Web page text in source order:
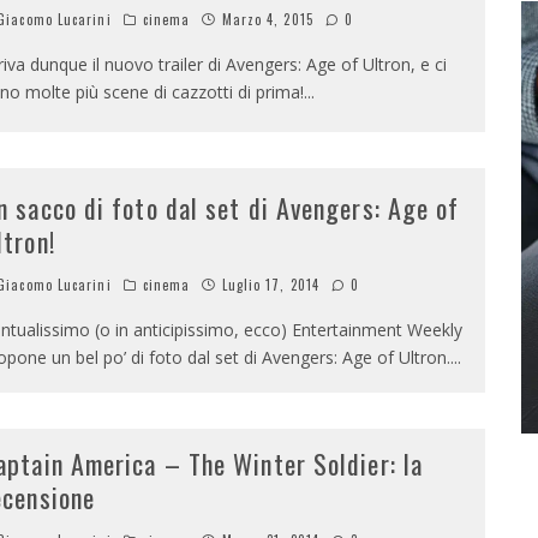
Lucarini cinema Marzo 4, 2015 0
dunque il nuovo trailer di Avengers: Age of Ultron, e ci
molte più scene di cazzotti di prima!...
sacco di foto dal set di Avengers: Age of
Lucarini cinema Luglio 17, 2014 0
(o in anticipissimo, ecco) Entertainment Weekly
un bel po’ di foto dal set di Avengers: Age of Ultron....
America – The Winter Soldier: la